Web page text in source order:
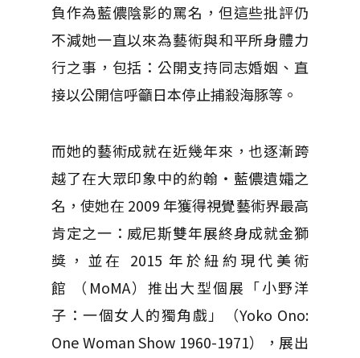
負作為藍儂陰影的罵名，但這些批評仍
不減她一直以來為藝術與和平所身體力
行之事，包括：公開支持同志婚姻、直
接以公開信呼籲日本停止捕殺海豚等。
而她的藝術成就在近幾年來，也逐漸跨
越了在大眾印象中的約翰‧藍儂遺孀之
名，使她在 2009 年獲得視覺藝術界最高
肯定之一：威尼斯雙年展終身成就金獅
獎，並在 2015 年於紐約現代美術
館 （MoMA）推出大型個展「小野洋
子：一個女人的獨角戲」（Yoko Ono:
One Woman Show 1960-1971），展出